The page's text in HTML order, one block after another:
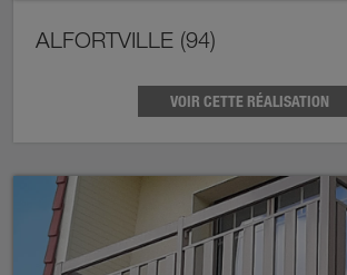
ALFORTVILLE (94)
VOIR CETTE RÉALISATION